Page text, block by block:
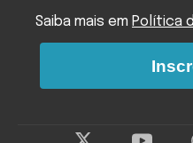
Saiba mais em Política